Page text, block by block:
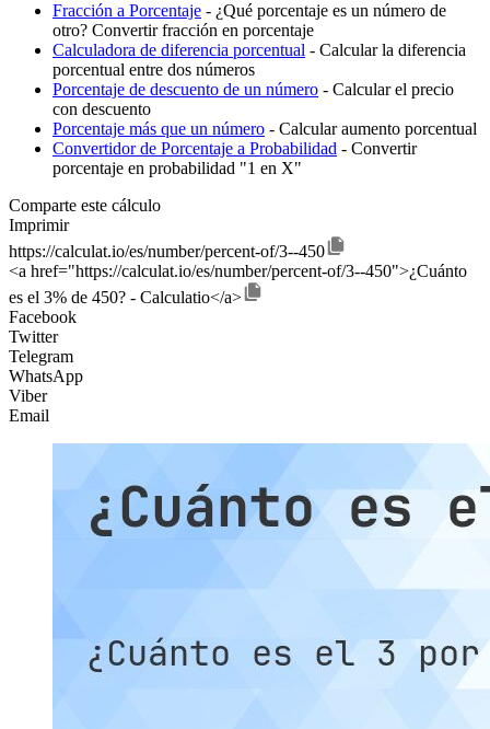
Fracción a Porcentaje - ¿Qué porcentaje es un número de
otro? Convertir fracción en porcentaje
Calculadora de diferencia porcentual - Calcular la diferencia
porcentual entre dos números
Porcentaje de descuento de un número - Calcular el precio
con descuento
Porcentaje más que un número - Calcular aumento porcentual
Convertidor de Porcentaje a Probabilidad - Convertir
porcentaje en probabilidad "1 en X"
Comparte este cálculo
Imprimir
https://calculat.io/es/number/percent-of/3--450
<a href="https://calculat.io/es/number/percent-of/3--450">¿Cuánto
es el 3% de 450? - Calculatio</a>
Facebook
Twitter
Telegram
WhatsApp
Viber
Email